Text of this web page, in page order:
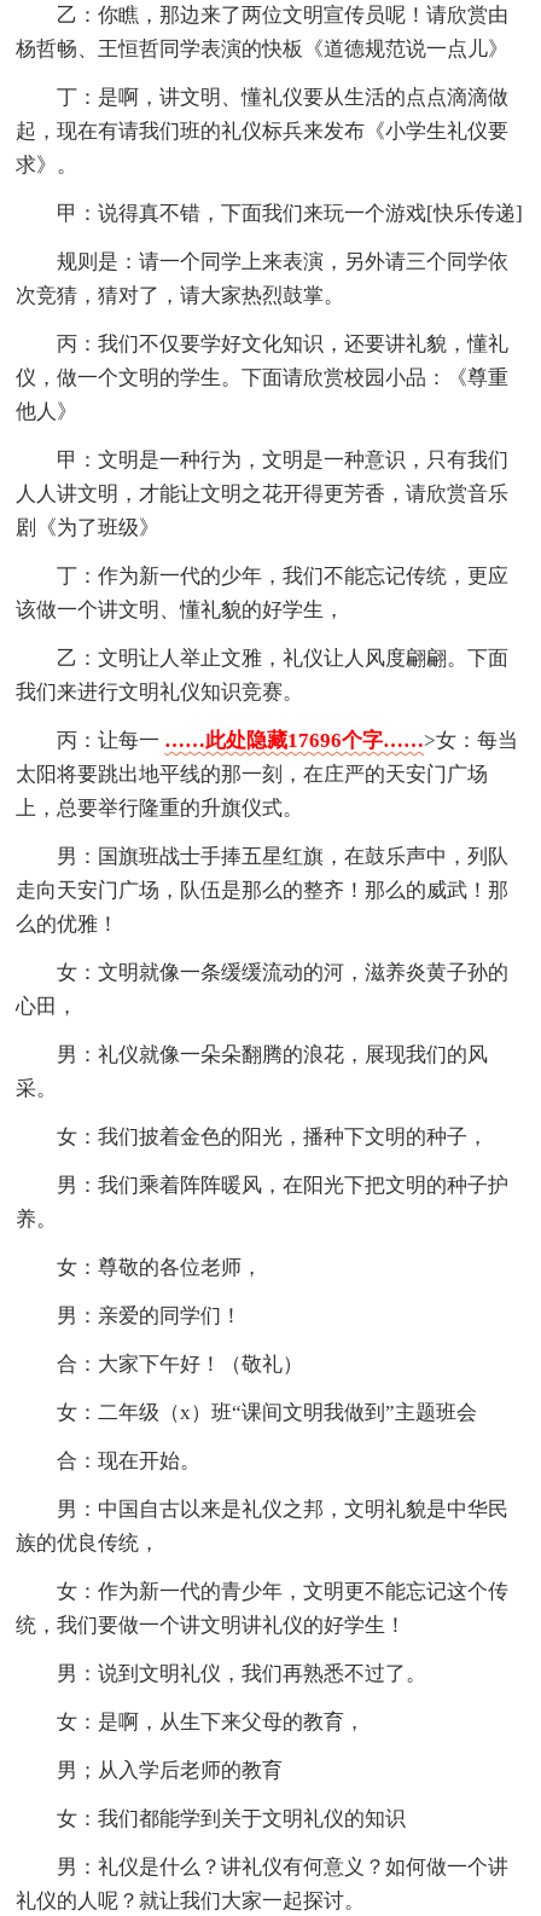
乙：你瞧，那边来了两位文明宣传员呢！请欣赏由
杨哲畅、王恒哲同学表演的快板《道德规范说一点儿》
丁：是啊，讲文明、懂礼仪要从生活的点点滴滴做
起，现在有请我们班的礼仪标兵来发布《小学生礼仪要
求》。
甲：说得真不错，下面我们来玩一个游戏[快乐传递]
规则是：请一个同学上来表演，另外请三个同学依
次竞猜，猜对了，请大家热烈鼓掌。
丙：我们不仅要学好文化知识，还要讲礼貌，懂礼
仪，做一个文明的学生。下面请欣赏校园小品：《尊重
他人》
甲：文明是一种行为，文明是一种意识，只有我们
人人讲文明，才能让文明之花开得更芳香，请欣赏音乐
剧《为了班级》
丁：作为新一代的少年，我们不能忘记传统，更应
该做一个讲文明、懂礼貌的好学生，
乙：文明让人举止文雅，礼仪让人风度翩翩。下面
我们来进行文明礼仪知识竞赛。
丙：让每一 ……此处隐藏17696个字……>女：每当
太阳将要跳出地平线的那一刻，在庄严的天安门广场
上，总要举行隆重的升旗仪式。
男：国旗班战士手捧五星红旗，在鼓乐声中，列队
走向天安门广场，队伍是那么的整齐！那么的威武！那
么的优雅！
女：文明就像一条缓缓流动的河，滋养炎黄子孙的
心田，
男：礼仪就像一朵朵翻腾的浪花，展现我们的风
采。
女：我们披着金色的阳光，播种下文明的种子，
男：我们乘着阵阵暖风，在阳光下把文明的种子护
养。
女：尊敬的各位老师，
男：亲爱的同学们！
合：大家下午好！（敬礼）
女：二年级（x）班“课间文明我做到”主题班会
合：现在开始。
男：中国自古以来是礼仪之邦，文明礼貌是中华民
族的优良传统，
女：作为新一代的青少年，文明更不能忘记这个传
统，我们要做一个讲文明讲礼仪的好学生！
男：说到文明礼仪，我们再熟悉不过了。
女：是啊，从生下来父母的教育，
男；从入学后老师的教育
女：我们都能学到关于文明礼仪的知识
男：礼仪是什么？讲礼仪有何意义？如何做一个讲
礼仪的人呢？就让我们大家一起探讨。